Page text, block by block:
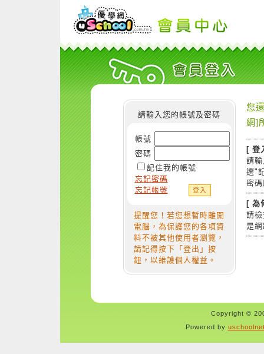
請輸入您的帳號及密碼
帳號
密碼
記住我的帳號
忘記密碼
忘記帳號
提醒您！若您想暫時離開
電腦，為保護您的各項資
料不被其他使用者瀏覽，
請記得按下「登出」按
鈕，以維護個人權益。
您
網]
[ 登
請
選"
密
[ 為
請
是
Copyright ©
Powered by